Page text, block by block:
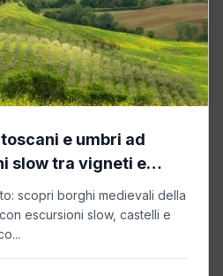
e umbri ad
slow tra vigneti e
scopri borghi medievali della
escursioni slow, castelli e